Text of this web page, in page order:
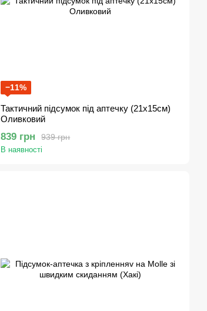
−11%
Тактичний підсумок під аптечку (21х15см)
Оливковий
939 грн
839 грн
В наявності